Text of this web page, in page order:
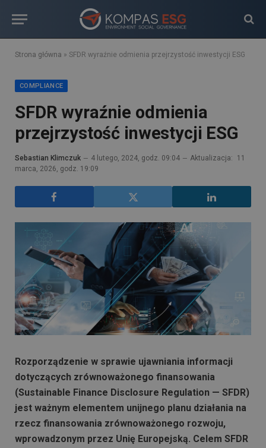
Strona główna » SFDR wyraźnie odmienia przejrzystość inwestycji ESG
COMPLIANCE
SFDR wyraźnie odmienia
przejrzystość inwestycji ESG
Sebastian Klimczuk 4 lutego, 2024, godz. 09:04 Aktualizacja:
11
marca, 2026, godz. 19:09
Rozporządzenie w sprawie ujawniania informacji
dotyczących zrównoważonego finansowania
(Sustainable Finance Disclosure Regulation — SFDR)
jest ważnym elementem unijnego planu działania na
rzecz finansowania zrównoważonego rozwoju,
wprowadzonym przez Unię Europejską. Celem SFDR